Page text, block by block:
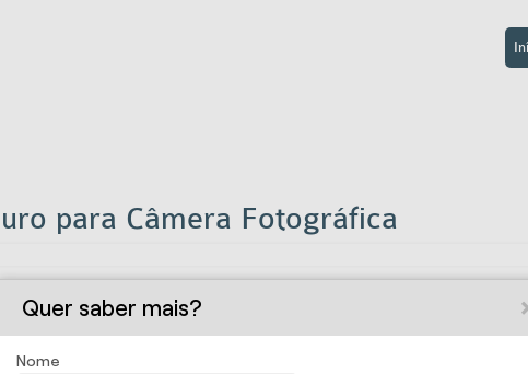
para Câmera Fotográfica
a reposição do seu equipamento em casos de danos ou roubo. Com o
fotográfico de qualidade tem um custo elevado. Por isso, o cuidado
Quer saber mais?
Nome